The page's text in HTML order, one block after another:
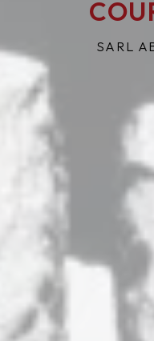
SARL